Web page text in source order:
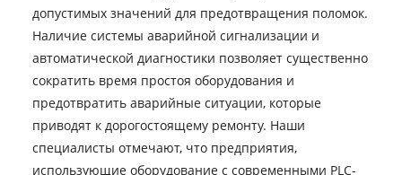
допустимых значений для предотвращения поломок.
Наличие системы аварийной сигнализации и
автоматической диагностики позволяет существенно
сократить время простоя оборудования и
предотвратить аварийные ситуации, которые
приводят к дорогостоящему ремонту. Наши
специалисты отмечают, что предприятия,
использующие оборудование с современными PLC-